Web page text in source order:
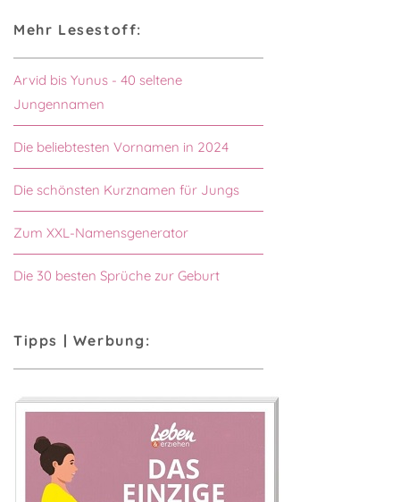
Mehr Lesestoff:
Arvid bis Yunus - 40 seltene
Jungennamen
Die beliebtesten Vornamen in 2024
Die schönsten Kurznamen für Jungs
Zum XXL-Namensgenerator
Die 30 besten Sprüche zur Geburt
Tipps | Werbung: